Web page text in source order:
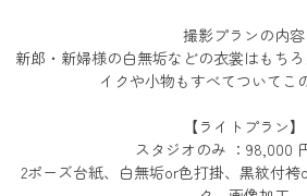
撮影プランの内容
新郎・新婦様の白無垢などの衣裳はもち
イクや小物もすべてついてこ
【ライトプラン】
スタジオのみ ：98,000
2ポーズ台紙、白無垢or色打掛、黒紋付袴